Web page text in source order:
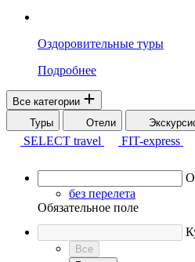
Оздоровительные туры
Подробнее
Все категории
Туры
Отели
SELECT travel
FIT-express
без перелета
Обязательное поле
Все